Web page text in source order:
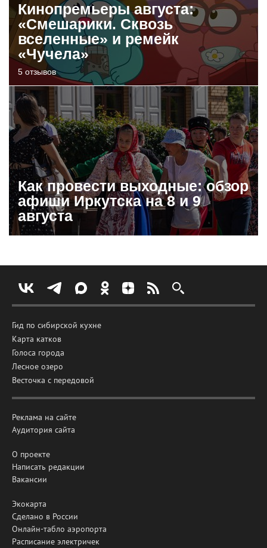
Кинопремьеры августа:
«Смешарики. Сквозь
вселенные» и ремейк
«Чучела»
5 отзывов
Как провести выходные: обзор
афиши Иркутска на 8 и 9
августа
Гид по сибирской кухне
Карта катков
Голоса города
Лесное озеро
Весточка с передовой
Реклама на сайте
Аудитория сайта
О проекте
Написать редакции
Вакансии
Экокарта
Сделано в России
Онлайн-табло аэропорта
Расписание электричек